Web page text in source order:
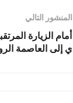
المنشور التالي
الزيارة
إلى العاصمة